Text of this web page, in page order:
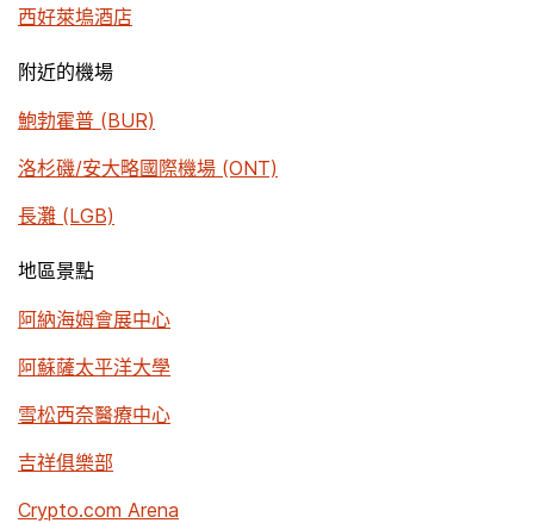
西好萊塢酒店
附近的機場
鮑勃霍普 (BUR)
洛杉磯/安大略國際機場 (ONT)
長灘 (LGB)
地區景點
阿納海姆會展中心
阿蘇薩太平洋大學
雪松西奈醫療中心
吉祥俱樂部
Crypto.com Arena